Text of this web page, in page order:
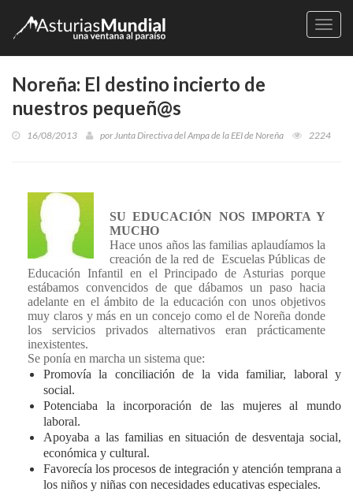
Noreña: El destino incierto de
nuestros pequeñ@s
16/08/2013 porJunta Directiva del Ampa de la EEI de Noreña 2224
SU EDUCACIÓN NOS IMPORTA Y
MUCHO
Hace unos años las familias aplaudíamos la
creación de la red de Escuelas Públicas de
Educación Infantil en el Principado de Asturias porque
estábamos convencidos de que dábamos un paso hacia
adelante en el ámbito de la educación con unos objetivos
muy claros y más en un concejo como el de Noreña donde
los servicios privados alternativos eran prácticamente
inexistentes.
Se ponía en marcha un sistema que:
Promovía la conciliación de la vida familiar, laboral y
social.
Potenciaba la incorporación de las mujeres al mundo
laboral.
Apoyaba a las familias en situación de desventaja social,
económica y cultural.
Favorecía los procesos de integración y atención temprana a
los niños y niñas con necesidades educativas especiales.